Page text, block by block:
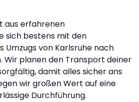
aus erfahrenen
sich bestens mit den
Umzugs von Karlsruhe nach
Wir planen den Transport deiner
damit alles sicher ans
wir großen Wert auf eine
Durchführung.